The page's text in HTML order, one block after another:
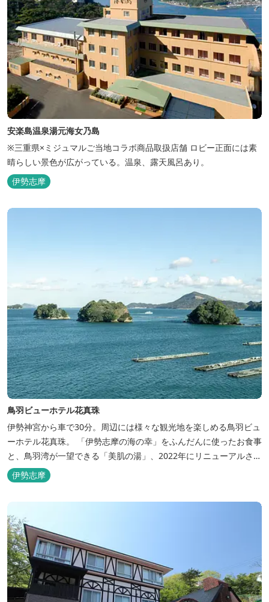
安楽島温泉湯元海女乃島
※三重県×ミジュマルご当地コラボ商品取扱店舗 ロビー正面には素
晴らしい景色が広がっている。温泉、露天風呂あり。
伊勢志摩
鳥羽ビューホテル花真珠
伊勢神宮から車で30分。周辺には様々な観光地を楽しめる鳥羽ビュ
ーホテル花真珠。 「伊勢志摩の海の幸」をふんだんに使ったお食事
と、鳥羽湾が一望できる「美肌の湯」、2022年にリニューアルされ
た客室で、五感から体と心を癒やします。 【お部屋】 近年リニュ
ーアルした過ごしやすいお部屋で、親子3世代で楽しめるお部屋に
き、日頃の疲...
伊勢志摩